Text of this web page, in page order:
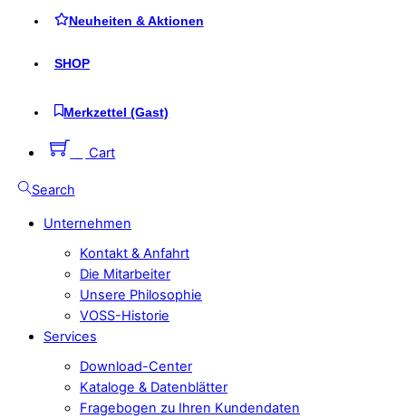
Neuheiten & Aktionen
SHOP
Merkzettel (Gast)
Cart
Search
Unternehmen
Kontakt & Anfahrt
Die Mitarbeiter
Unsere Philosophie
VOSS-Historie
Services
Download-Center
Kataloge & Datenblätter
Fragebogen zu Ihren Kundendaten